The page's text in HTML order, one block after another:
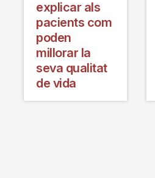
explicar als
pacients com
poden
millorar la
seva qualitat
de vida